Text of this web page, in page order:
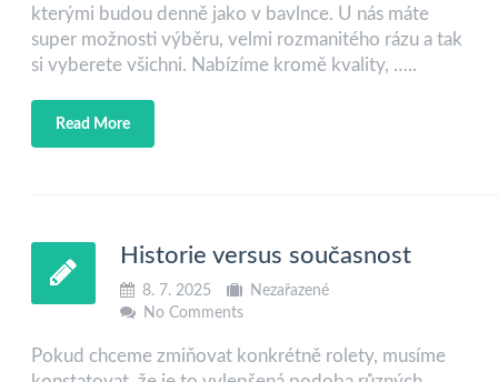
kterými budou denně jako v bavlnce. U nás máte
super možnosti výběru, velmi rozmanitého rázu a tak
si vyberete všichni. Nabízíme kromě kvality, …..
Read More
Historie versus současnost
8. 7. 2025
Nezařazené
No Comments
Pokud chceme zmiňovat konkrétně rolety, musíme